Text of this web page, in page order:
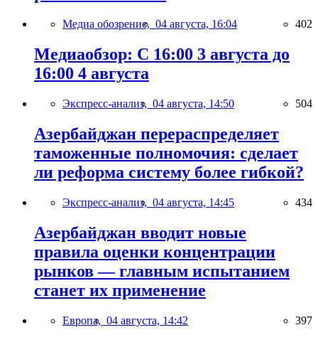
Медиа обозрение, 04 августа, 16:04 402
Медиаобзор: С 16:00 3 августа до
16:00 4 августа
Экспресс-анализ, 04 августа, 14:50 504
Азербайджан перераспределяет
таможенные полномочия: сделает
ли реформа систему более гибкой?
Экспресс-анализ, 04 августа, 14:45 434
Азербайджан вводит новые
правила оценки концентрации
рынков — главным испытанием
станет их применение
Европа, 04 августа, 14:42 397